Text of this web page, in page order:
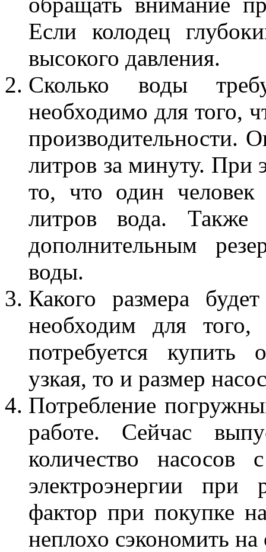
Если колодец
высокого давления.
Сколько воды
необходимо для того,
производительности.
литров за минуту. При
то, что один человек
литров вода.
дополнительным
воды.
Какого размера
необходим для того,
потребуется купить
узкая, то и размер
Потребление
работе. Сейчас
количество насосов
электроэнергии при
фактор при покупке
неплохо сэкономить на